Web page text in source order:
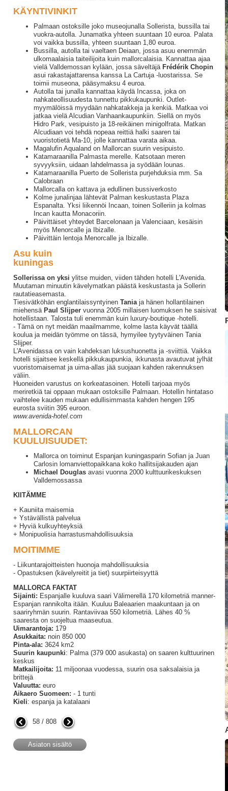
KÄYNTIVINKIT
Palmaan ostoksille joko museojunalla Sollerista, bussilla tai
vuokra-autolla. Junamatka yhteen suuntaan 10 euroa. Palata
voi vaikka bussilla, yhteen suuntaan 1,80 euroa.
Bussilla, autolla tai vaeltaen Deiaan, jossa asuu enemmän
ulkomaalaisia taiteilijoita kuin mallorcalaisia. Kannattaa ajaa
vielä Valldemossan kylään, jossa säveltäjä Frédérik Chopin
asui rakastajattarensa kanssa La Cartuja -luostarissa. Se
toimii museona, pääsymaksu 4 euroa.
Autolla tai junalla kannattaa käydä Incassa, joka on
nahkateollisuudesta tunnettu pikkukaupunki. Outlet-
myymälöissä myydään nahkatakkeja ja kenkiä. Matkaa voi
jatkaa vielä Alcudian Vanhaankaupunkiin. Siellä on myös
Hidro Park, vesipuisto ja 18-reikäinen minigolfrata. Matkan
Alcudiaan voi tehdä nopeaa reittiä halki saaren tai
vuoristotietä Ma-10, jolle kannattaa varata aikaa.
Magalufin Aqualand on Mallorcan suurin vesipuisto.
Katamaraanilla Palmasta merelle. Katsotaan meren
syvyyksiin, uidaan lahdelmassa ja syödään lounas.
Katamaraanilla Puerto de Sollerista purjehduksia mm. Sa
Calobraan
Mallorcalla on kattava ja edullinen bussiverkosto
Kolme junalinjaa lähtevät Palman keskustasta Plaza
Espanalta. Yksi liikennöi Incaan, toinen Solleriin ja kolmas
Incan kautta Monacoriin.
Päivittäiset yhteydet Barcelonaan ja Valenciaan, kesäisin
myös Menorcalle ja Ibizalle.
Päivittäin lentoja Menorcalle ja Ibizalle.
Asu kuin
kuningas
Sollerissa on yksi ylitse muiden, viiden tähden hotelli L'Avenida.
Muutaman minuutin kävelymatkan päästä keskustasta ja Sollerin
rautatieasemasta.
Tiesivätköhän englantilaissyntyinen Tania ja hänen hollantilainen
miehensä Paul Slijpervuonna 2005 millaisen luomuksen he saisivat
hotellistaan. Talosta tuli enemmän kuin luxury-boutique -hotelli.
- Tämä on nyt meidän maailmamme, kolme lasta käyvät täällä
koulua ja meidän työmme on tässä, hymyilee tyytyväinen Tania
Slijper.
L'Avenidassa on vain kahdeksan luksushuonetta ja -sviittiä. Vaikka
hotelli sijaitsee keskellä pikkukaupunkia, ikkunasta avautuvat jylhät
vuoristomaisemat ja uima-allas jää suojaan kahden rakennuksen
väliin.
Huoneiden varustus on korkeatasoinen. Hotelli tarjoaa myös
meriretkiä tai oppaan mukaan ostoksille Palmaan. Hotellin hintataso
vaihtelee kauden mukaan edullisimmasta kahden hengen 195
eurosta sviitin 395 euroon.
www.avenida-hotel.com
MALLORCAN
KUULUISUUDET:
Mallorca on toiminut Espanjan kuningasparin Sofian ja Juan
Carlosin lomanviettopaikkana koko hallitsijakauden ajan
Michael Douglas avasi vuonna 2000 kulttuurikeskuksen
Valldemossassa
KIITÄMME
+ Kauniita maisemia
+ Ystävällistä palvelua
+ Hyviä kulkuyhteyksiä
+ Monipuolisia harrastusmahdollisuuksia
MOITIMME
- Liikuntarajoitteisten huonoja mahdollisuuksia
- Opastuksen (kävelyreitit ja tiet) suurpiirteisyyttä
MALLORCA FAKTAT
Sijainti: Espanjalle kuuluva saari Välimerellä 170 kilometriä manner-
Espanjan rannikolta itään. Kuuluu Baleaarien maakuntaan ja on
saariryhmän suurin. Rantaviivaa 550 kilometriä. Lähes 40 %
saaresta on suojeltua maaseutua.
Uimarantoja: 179
Asukkaita: noin 850 000
Pinta-ala: 3624 km2
Suurin kaupunki: Palma (379 000 asukasta) on saaren kulttuurinen
keskus
Matkailijoita: 11 miljoonaa vuodessa, suurin osa saksalaisia ja
brittejä
Valuutta: euro
Aikaero Suomeen: - 1 tunti
Kieli: espanja ja katalaani
58 / 808
Asiaton sisältö